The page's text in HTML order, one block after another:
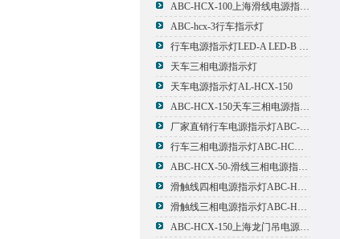
ABC-HCX-100上海滑线电源指示灯厂家
ABC-hcx-3行车指示灯
行车电源指示灯LED-A LED-B LED-C
天车三相电源指示灯
天车电源指示灯AL-HCX-150
ABC-HCX-150天车三相电源指示灯出厂价格
厂家直销行车电源指示灯ABC-HCX-150
行车三相电源指示灯ABC-HCX-150
ABC-HCX-50-滑线三相电源指示灯厂家
滑触线四相电源指示灯ABC-HCX-100/4
滑触线三相电源指示灯ABC-HCX-100
ABC-HCX-150上海龙门吊电源指示灯